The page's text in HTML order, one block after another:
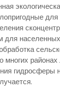
для
для
гидросферы